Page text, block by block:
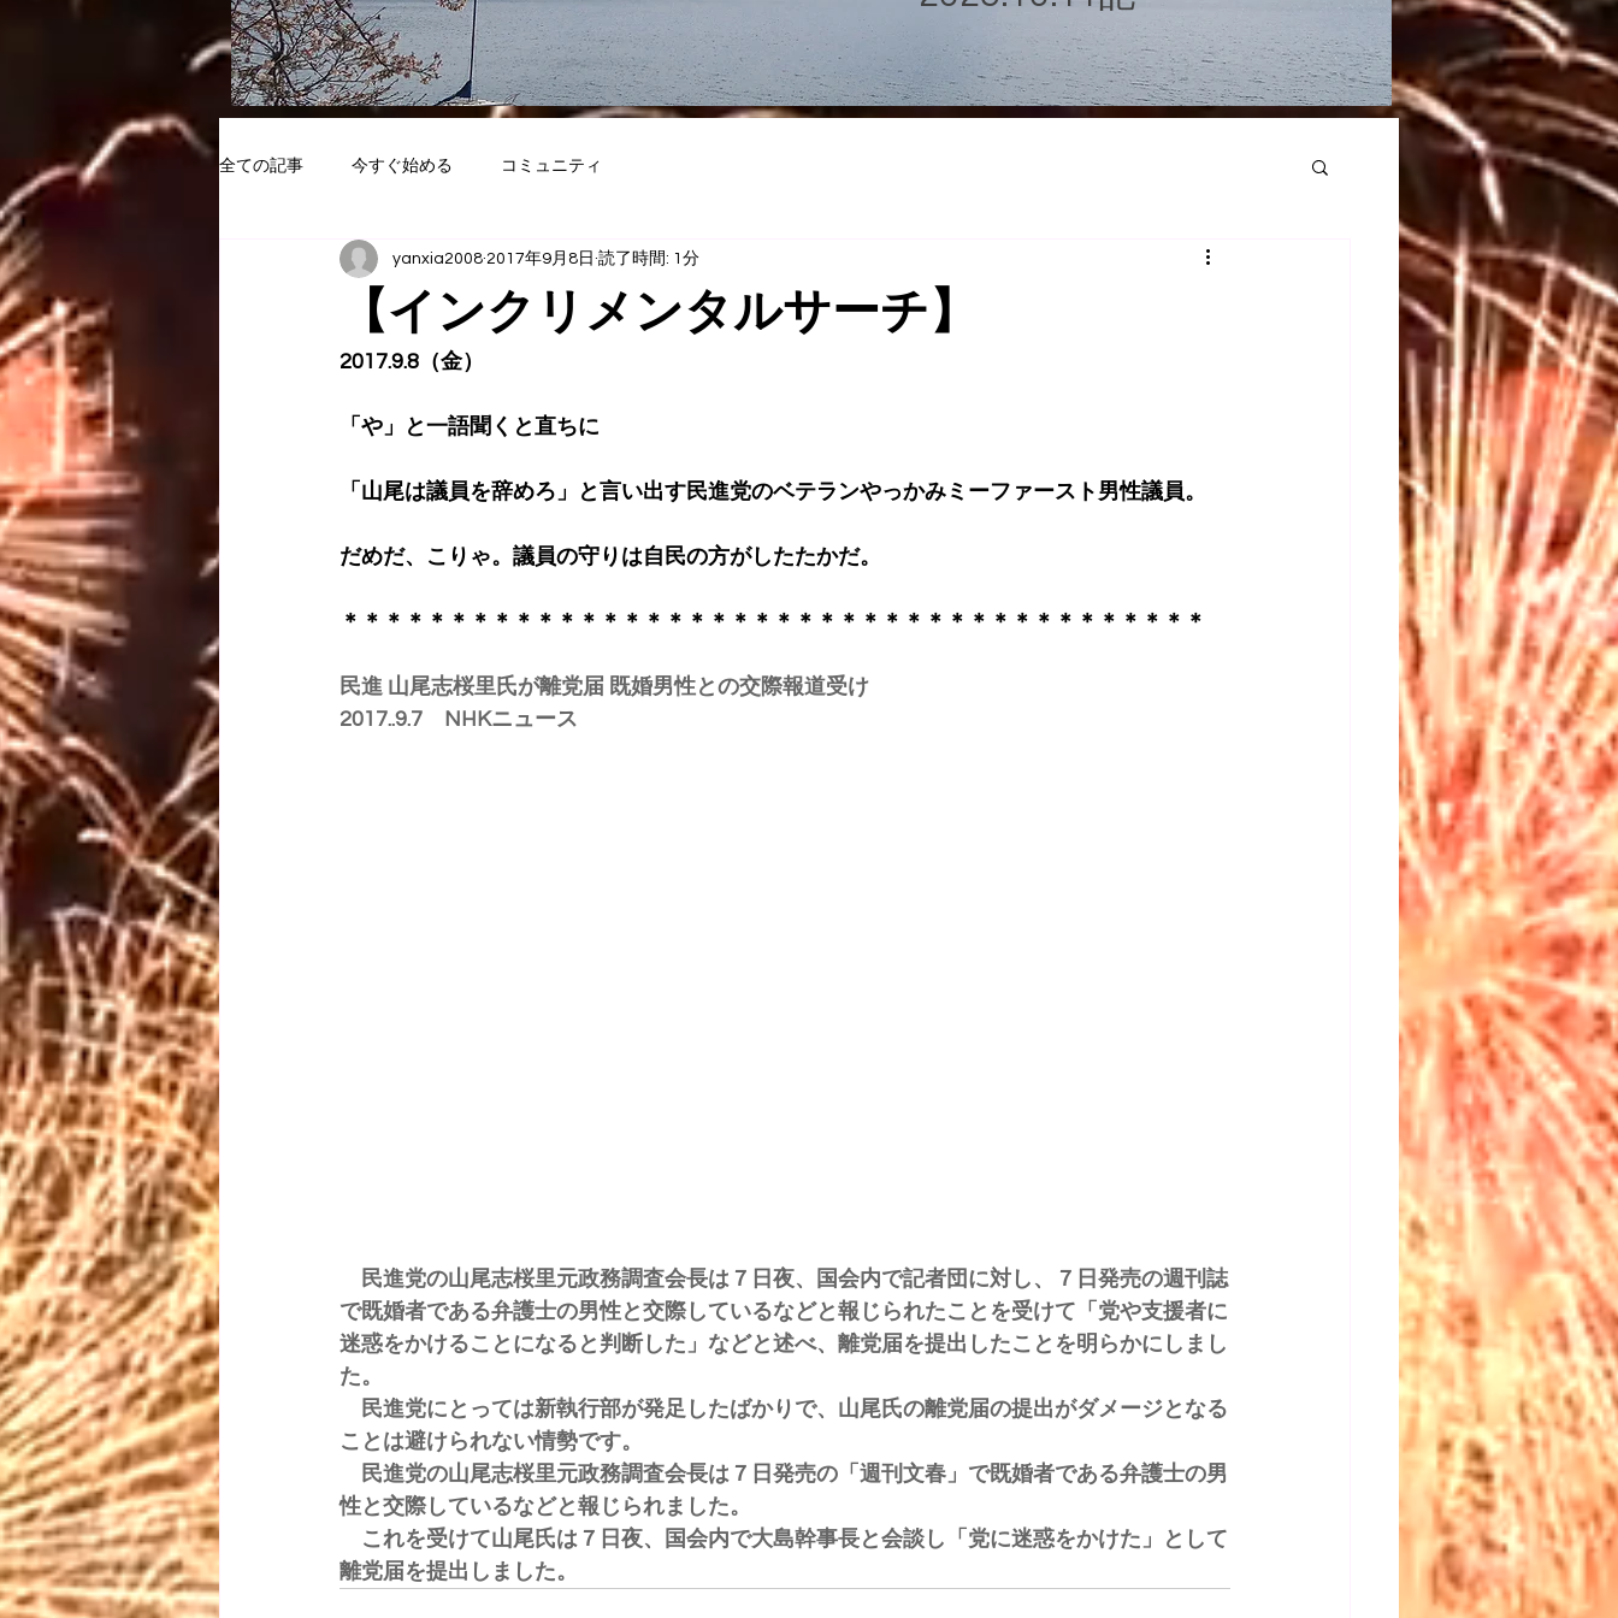
全ての記事 今すぐ始める コミュニティ
【インクリメンタルサーチ】
yanxia2008 2017年9月8日 読了時間: 1分
2017.9.8（金）
「や」と一語聞くと直ちに
「山尾は議員を辞めろ」と言い出す民進党のベテランやっかみミーファースト男性議員。
だめだ、こりゃ。議員の守りは自民の方がしたたかだ。
＊＊＊＊＊＊＊＊＊＊＊＊＊＊＊＊＊＊＊＊＊＊＊＊＊＊＊＊＊＊＊＊＊＊＊＊＊＊＊＊
民進 山尾志桜里氏が離党届 既婚男性との交際報道受け
2017..9.7　NHKニュース
民進党の山尾志桜里元政務調査会長は７日夜、国会内で記者団に対し、７日発売の週刊誌
で既婚者である弁護士の男性と交際しているなどと報じられたことを受けて「党や支援者に
迷惑をかけることになると判断した」などと述べ、離党届を提出したことを明らかにしまし
た。
民進党にとっては新執行部が発足したばかりで、山尾氏の離党届の提出がダメージとなる
ことは避けられない情勢です。
民進党の山尾志桜里元政務調査会長は７日発売の「週刊文春」で既婚者である弁護士の男
性と交際しているなどと報じられました。
これを受けて山尾氏は７日夜、国会内で大島幹事長と会談し「党に迷惑をかけた」として
離党届を提出しました。